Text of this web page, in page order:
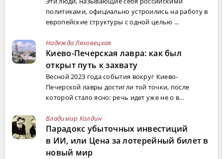
политиками, официально устроились на работу в
европейские структуры с одной целью ...
Надежда Ляховецкая
Киево-Печерская лавра: как был
открыт путь к захвату
Весной 2023 года события вокруг Киево-
Печерской лавры достигли той точки, после
которой стало ясно: речь идет уже не о в...
Владимир Колдин
Парадокс убыточных инвестиций
в ИИ, или Цена за лотерейный билет в
новый мир